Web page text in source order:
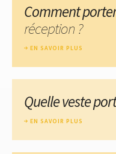
Comment
réception ?
EN SAVOIR PLUS
Quelle veste
EN SAVOIR PLUS